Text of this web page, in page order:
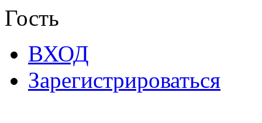
Гость
ВХОД
Зарегистрироваться